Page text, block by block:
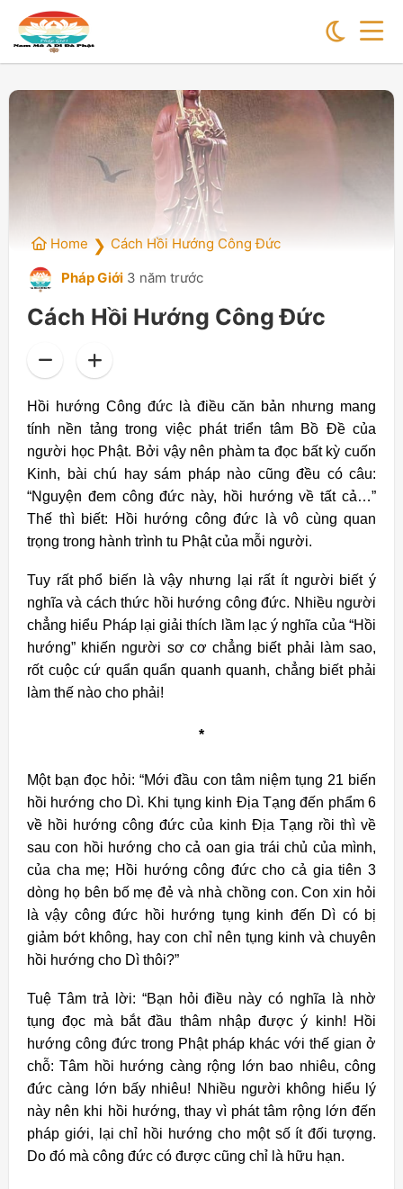
Home ❯ Cách Hồi Hướng Công Đức
Pháp Giới 3 năm trước
Cách Hồi Hướng Công Đức
Hồi hướng Công đức là điều căn bản nhưng mang
tính nền tảng trong việc phát triển tâm Bồ Đề của
người học Phật. Bởi vậy nên phàm ta đọc bất kỳ cuốn
Kinh, bài chú hay sám pháp nào cũng đều có câu:
“Nguyện đem công đức này, hồi hướng về tất cả…”
Thế thì biết: Hồi hướng công đức là vô cùng quan
trọng trong hành trình tu Phật của mỗi người.
Tuy rất phổ biến là vậy nhưng lại rất ít người biết ý
nghĩa và cách thức hồi hướng công đức. Nhiều người
chẳng hiểu Pháp lại giải thích lầm lạc ý nghĩa của “Hồi
hướng” khiến người sơ cơ chẳng biết phải làm sao,
rốt cuộc cứ quẩn quẩn quanh quanh, chẳng biết phải
làm thế nào cho phải!
*
Một bạn đọc hỏi: “Mới đầu con tâm niệm tụng 21 biến
hồi hướng cho Dì. Khi tụng kinh Địa Tạng đến phẩm 6
về hồi hướng công đức của kinh Địa Tạng rồi thì về
sau con hồi hướng cho cả oan gia trái chủ của mình,
của cha mẹ; Hồi hướng công đức cho cả gia tiên 3
dòng họ bên bố mẹ đẻ và nhà chồng con. Con xin hỏi
là vậy công đức hồi hướng tụng kinh đến Dì có bị
giảm bớt không, hay con chỉ nên tụng kinh và chuyên
hồi hướng cho Dì thôi?”
Tuệ Tâm trả lời: “Bạn hỏi điều này có nghĩa là nhờ
tụng đọc mà bắt đầu thâm nhập được ý kinh! Hồi
hướng công đức trong Phật pháp khác với thế gian ở
chỗ: Tâm hồi hướng càng rộng lớn bao nhiêu, công
đức càng lớn bấy nhiêu! Nhiều người không hiểu lý
này nên khi hồi hướng, thay vì phát tâm rộng lớn đến
pháp giới, lại chỉ hồi hướng cho một số ít đối tượng.
Do đó mà công đức có được cũng chỉ là hữu hạn.